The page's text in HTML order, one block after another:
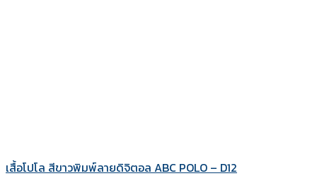
เสื้อโปโล สีขาวพิมพ์ลายดิจิตอล ABC POLO – D12